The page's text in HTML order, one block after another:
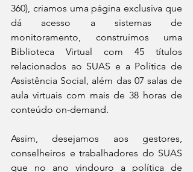
360), criamos uma página exclusiva que
dá acesso a sistemas de
monitoramento, construímos uma
Biblioteca Virtual com 45 títulos
relacionados ao SUAS e a Política de
Assistência Social, além das 07 salas de
aula virtuais com mais de 38 horas de
conteúdo on-demand.
Assim, desejamos aos gestores,
conselheiros e trabalhadores do SUAS
que no ano vindouro a política de